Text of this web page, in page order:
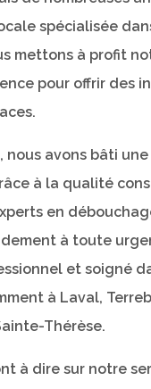
spécialisée
mettons à profit
pour offrir des
nous avons bâti
à la qualité
en
à toute
et soigné
à Laval,
Thérèse.
à dire sur notre